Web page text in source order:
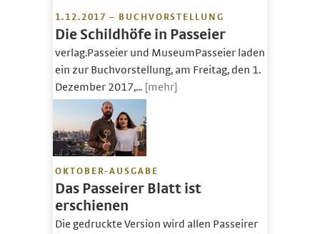
1.12.2017 – BUCHVORSTELLUNG
Die Schildhöfe in Passeier
verlag.Passeier und MuseumPasseier laden
ein zur Buchvorstellung, am Freitag, den 1.
Dezember 2017,... [mehr]
OKTOBER-AUSGABE
Das Passeirer Blatt ist
erschienen
Die gedruckte Version wird allen Passeirer